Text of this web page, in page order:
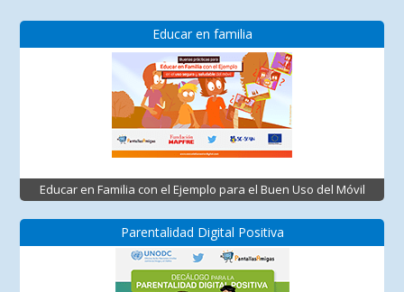
Educar en familia
Educar en Familia con el Ejemplo para el Buen Uso del Móvil
Parentalidad Digital Positiva